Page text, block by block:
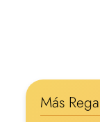
Más